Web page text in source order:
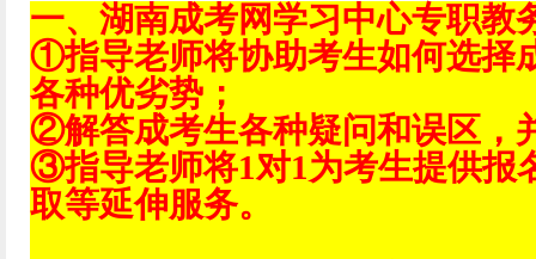
一、湖南成考网学习中心专职教
①指导老师将协助考生如何选择
各种优劣势；
②解答成考生各种疑问和误区，
③指导老师将1对1为考生提供报
取等延伸服务。